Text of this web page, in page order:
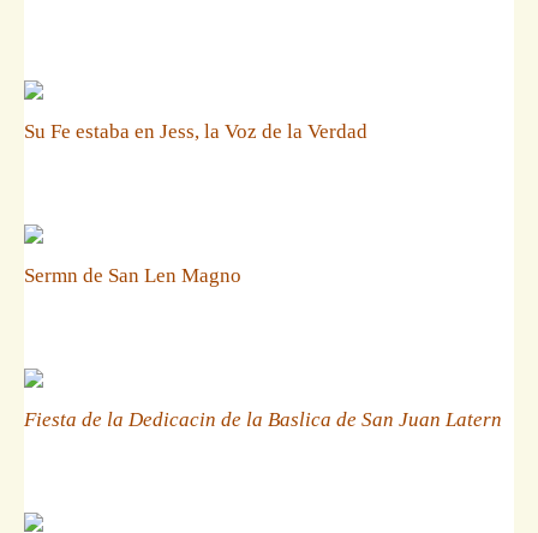
Su Fe estaba en Jess, la Voz de la Verdad
Sermn de San Len Magno
Fiesta de la Dedicacin de la Baslica de San Juan Latern